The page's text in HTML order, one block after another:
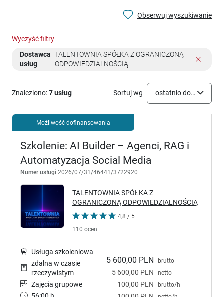
Obserwuj wyszukiwanie
Wyczyść filtry
Dostawca
usług
TALENTOWNIA SPÓŁKA Z OGRANICZONĄ
ODPOWIEDZIALNOŚCIĄ
Znaleziono:7 usług Sortuj wg ostatnio dodane
Możliwość dofinansowania
Szkolenie: AI Builder – Agenci, RAG i
Automatyzacja Social Media
Numer usługi 2026/07/31/46441/3722920
TALENTOWNIA SPÓŁKA Z
OGRANICZONĄ ODPOWIEDZIALNOŚCIĄ
4,8 / 5
110 ocen
5 600,00 PLN brutto
5 600,00 PLN netto
100,00 PLN brutto/h
Usługa szkoleniowa
zdalna w czasie
rzeczywistym
Zajęcia grupowe